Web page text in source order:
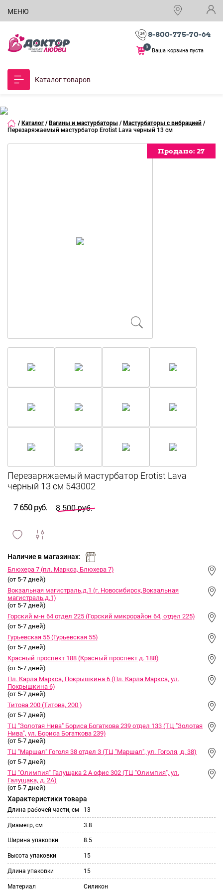
МЕНЮ
8-800-775-70-64
Ваша корзина пуста
0
Каталог товаров
/ Каталог / Вагины и мастурбаторы / Мастурбаторы с вибрацией /
Перезаряжаемый мастурбатор Erotist Lava черный 13 см
Продано: 27
Продано: 27
Продано: 27
Продано: 27
Продано: 27
Продано: 27
Продано: 27
Продано: 27
Продано: 27
Продано: 27
Продано: 27
Продано: 27
7 650 руб. 8 500 руб.
и
Наличие в магазинах:
Блюхера 7 (пл. Маркса, Блюхера 7)
(от 5-7 дней)
Вокзальная магистраль,д.1 (г. Новосибирск,Вокзальная
магистраль,д.1)
(от 5-7 дней)
Горский м-н 64 отдел 225 (Горский микрорайон 64, отдел 225)
(от 5-7 дней)
Гурьевская 55 (Гурьевская 55)
(от 5-7 дней)
Красный проспект 188 (Красный проспект д. 188)
(от 5-7 дней)
Пл. Карла Маркса, Покрышкина 6 (Пл. Карла Маркса, ул.
Покрышкина 6)
(от 5-7 дней)
Титова 200 (Титова, 200 )
(от 5-7 дней)
ТЦ "Золотая Нива" Бориса Богаткова 239 отдел 133 (ТЦ "Золотая
Нива", ул. Бориса Богаткова 239)
(от 5-7 дней)
ТЦ "Маршал" Гоголя 38 отдел 3 (ТЦ "Маршал", ул. Гоголя, д. 38)
(от 5-7 дней)
ТЦ "Олимпия" Галущака 2 А офис 302 (ТЦ "Олимпия", ул.
Галущака, д. 2А)
(от 5-7 дней)
Характеристики товара
Длина рабочей части, см 13
Диаметр, см 3.8
Ширина упаковки 8.5
Высота упаковки 15
Длина упаковки 15
Материал Силикон